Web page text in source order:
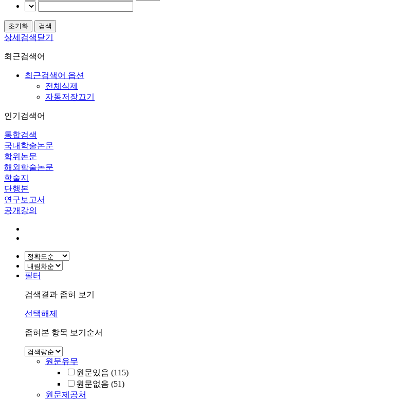
상세검색닫기
최근검색어
최근검색어 옵션
전체삭제
자동저장끄기
인기검색어
통합검색
국내학술논문
학위논문
해외학술논문
학술지
단행본
연구보고서
공개강의
필터
검색결과 좁혀 보기
선택해제
좁혀본 항목 보기순서
원문유무
원문있음 (115)
원문없음 (51)
원문제공처